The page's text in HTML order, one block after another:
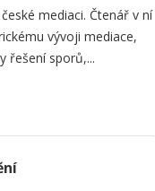
mediaci. Čtenář v ní
vývoji mediace,
řešení sporů,...